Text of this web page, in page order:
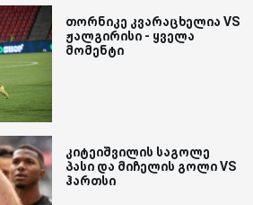
თორნიკე კვარაცხელია VS
ჟალგირისი - ყველა
მომენტი
კიტეიშვილის საგოლე
პასი და მიჩელის გოლი VS
ჰართსი